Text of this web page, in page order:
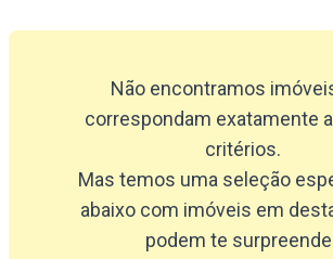
Não encontramos
correspondam exatamente
critérios.
Mas temos uma seleção
abaixo com imóveis em
podem te